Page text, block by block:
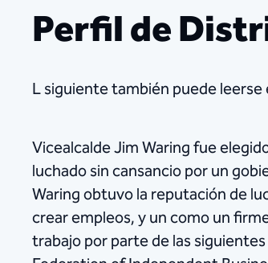
Perfil de
L siguiente también puede
Vicealcalde Jim Waring fue
luchado sin cansancio por un
Waring obtuvo la reputación de
crear empleos, y un como un
trabajo por parte de las